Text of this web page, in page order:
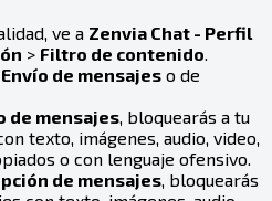
ve a Zenvia Chat - Perfil
> Filtro de contenido.
Envío de mensajes o de
de mensajes, bloquearás a tu
texto, imágenes, audio, video,
o con lenguaje ofensivo.
de mensajes, bloquearás